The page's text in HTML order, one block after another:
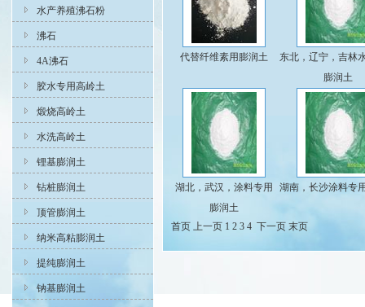
水产养殖沸石粉
沸石
4A沸石
胶水专用高岭土
煅烧高岭土
水洗高岭土
锂基膨润土
钻桩膨润土
顶管膨润土
纳米高粘膨润土
提纯膨润土
钠基膨润土
代替纤维素用膨润土
东北，辽宁，吉林
膨润土
湖北，武汉，涂料专用
膨润土
湖南，长沙涂料专
首页 上一页 1 2 3 4 下一页 末页